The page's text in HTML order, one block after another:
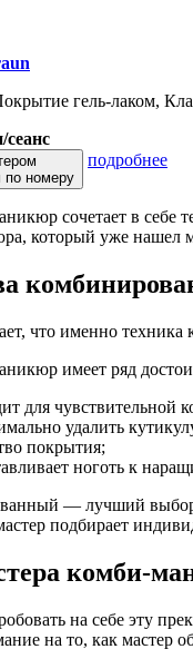
гель-лаком,
сеанс
по номеру
подробнее
сочетает в себе
который уже нашел
что именно
имеет ряд
для чувствительной
удалить
покрытия;
ноготь к
— лучший выбор
подбирает
комби-
на себе эту
на то, как мастер